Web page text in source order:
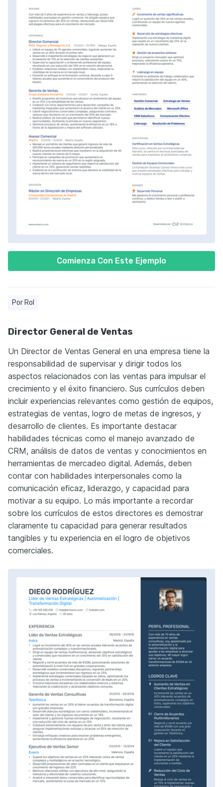
Comienza Con Este Ejemplo
Por Rol
Director General de Ventas
Un Director de Ventas General en una empresa tiene la
responsabilidad de supervisar y dirigir todos los
aspectos relacionados con las ventas para impulsar el
crecimiento y el éxito financiero. Sus currículos deben
incluir experiencias relevantes como gestión de equipos,
estrategias de ventas, logro de metas de ingresos, y
desarrollo de clientes. Es importante destacar
habilidades técnicas como el manejo avanzado de
CRM, análisis de datos de ventas y conocimientos en
herramientas de mercadeo digital. Además, deben
contar con habilidades interpersonales como la
comunicación eficaz, liderazgo, y capacidad para
motivar a su equipo. Lo más importante a recordar
sobre los currículos de estos directores es demostrar
claramente tu capacidad para generar resultados
tangibles y tu experiencia en el logro de objetivos
comerciales.